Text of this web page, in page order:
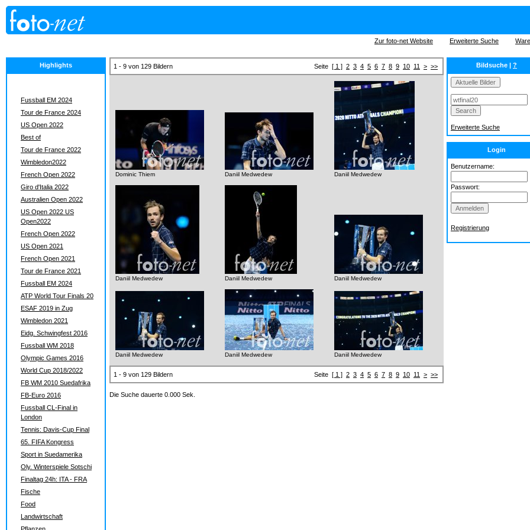
Zur foto-net Website Erweiterte Suche
Highlights
Fussball EM 2024
Tour de France 2024
US Open 2022
Best of
Tour de France 2022
Wimbledon2022
French Open 2022
Giro d'Italia 2022
Australien Open 2022
US Open 2022 US
Open2022
French Open 2022
US Open 2021
French Open 2021
Tour de France 2021
Fussball EM 2024
ATP World Tour Finals 20
ESAF 2019 in Zug
Wimbledon 2021
Eidg. Schwingfest 2016
Fussball WM 2018
Olympic Games 2016
World Cup 2018/2022
FB WM 2010 Suedafrika
FB-Euro 2016
Fussball CL-Final in
London
Tennis: Davis-Cup Final
65. FIFA Kongress
Sport in Suedamerika
Oly. Winterspiele Sotschi
Finaltag 24h: ITA - FRA
Fische
Food
Landwirtschaft
1 - 9 von 129 Bildern Seite [ 1 ] 2 3 4 5 6 7 8 9 10 11 > >>
Dominic Thiem Daniil Medwedew Daniil Medwedew
Daniil Medwedew Daniil Medwedew Daniil Medwedew
Daniil Medwedew Daniil Medwedew Daniil Medwedew
1 - 9 von 129 Bildern Seite [ 1 ] 2 3 4 5 6 7 8 9 10 11 > >>
Die Suche dauerte 0.000 Sek.
Bildsuche | ?
Erweiterte Suche
Login
Benutzername:
Passwort:
Registrierung